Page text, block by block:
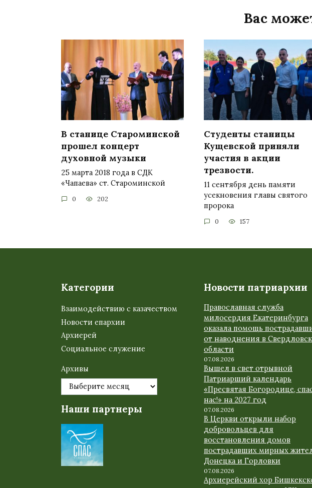
Вас
В станице Староминской
прошел концерт
духовной музыки
25 марта 2018 года в СДК
«Чапаева» ст. Староминской
0 202
Студенты станицы
Кущевской приняли
участия в акции
трезвости.
11 сентября день памяти
усекновения главы святого
пророка
0 157
Категории
Взаимодействию с казачеством
Новости епархии
Архиерей
Социальное служение
Архивы
Наши партнеры
Новости патриархии
Православная служба
милосердия Екатеринбурга
оказала помощь
от наводнения в
области
07.08.2026
Вышел в свет отрывной
Патриарший календарь
«Пресвятая Богородице,
нас!» на 2027 год
07.08.2026
В Церкви открыли набор
добровольцев для
восстановления домов
пострадавших мирных
Донецка и Горловки
07.08.2026
Архиерейский хор